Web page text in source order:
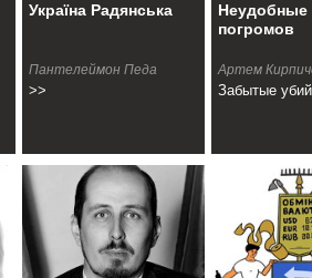
Україна Радянська
Пантелеймон Педа
>>
погромов
Артем
Забытые